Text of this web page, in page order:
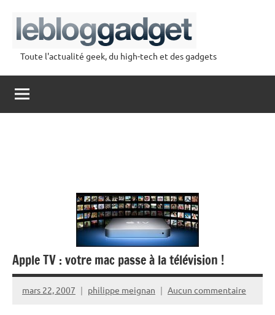
contenu
lebloggadget
Toute l'actualité geek, du high-tech et des gadgets
Apple TV : votre mac passe à la télévision !
mars 22, 2007 philippe meignan Aucun commentaire